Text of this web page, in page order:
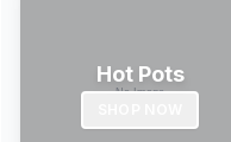
Hot Pots